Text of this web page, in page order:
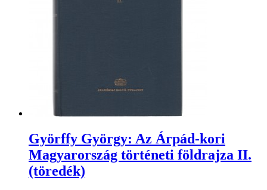
Györffy György: Az Árpád-kori
Magyarország történeti földrajza II.
(töredék)